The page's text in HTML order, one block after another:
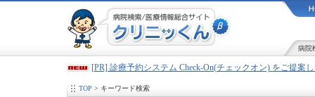
病院
[PR] 診療予約システム Check-On(チェックオン) をご提案
TOP > キーワード検索